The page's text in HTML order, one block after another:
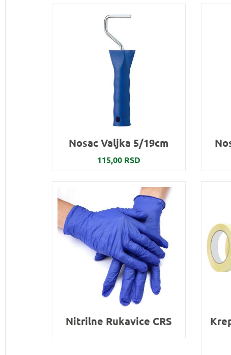
Nosac Valjka 5/19cm
115,00 RSD
Nitrilne Rukavice CRS